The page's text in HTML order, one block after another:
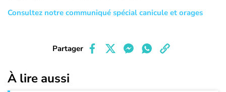
Consultez notre communiqué spécial canicule et orages
Partager
À lire aussi